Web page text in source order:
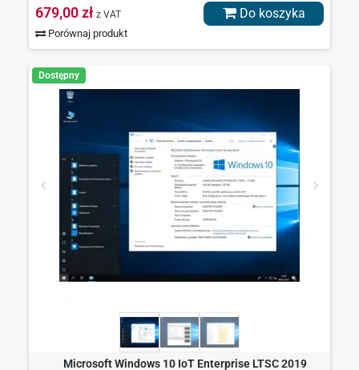
679,00 zł z VAT
Porównaj produkt
Do koszyka
Dostępny
Microsoft Windows 10 IoT Enterprise LTSC 2019